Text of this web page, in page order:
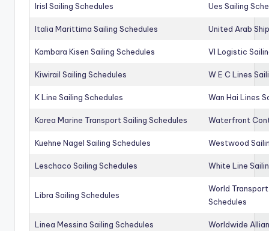
Irisl Sailing Schedules Ues Sailing
Italia Marittima Sailing Schedules United Arab
Kambara Kisen Sailing Schedules Vl Logistic
Kiwirail Sailing Schedules W E C Lines
K Line Sailing Schedules Wan Hai Lines
Korea Marine Transport Sailing Schedules Waterfront
Kuehne Nagel Sailing Schedules Westwood
Leschaco Sailing Schedules White Line
Libra Sailing Schedules
World
Schedules
Linea Messina Sailing Schedules Worldwide